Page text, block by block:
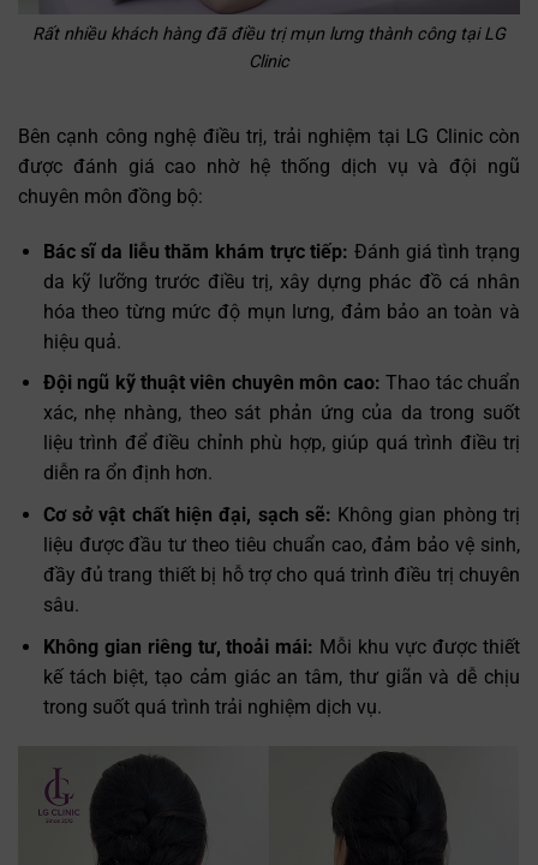
Rất nhiều khách hàng đã điều trị mụn lưng thành công tại LG
Clinic
Bên cạnh công nghệ điều trị, trải nghiệm tại LG Clinic còn
được đánh giá cao nhờ hệ thống dịch vụ và đội ngũ
chuyên môn đồng bộ:
Bác sĩ da liễu thăm khám trực tiếp: Đánh giá tình trạng
da kỹ lưỡng trước điều trị, xây dựng phác đồ cá nhân
hóa theo từng mức độ mụn lưng, đảm bảo an toàn và
hiệu quả.
Đội ngũ kỹ thuật viên chuyên môn cao:Thao tác chuẩn
xác, nhẹ nhàng, theo sát phản ứng của da trong suốt
liệu trình để điều chỉnh phù hợp, giúp quá trình điều trị
diễn ra ổn định hơn.
Cơ sở vật chất hiện đại, sạch sẽ: Không gian phòng trị
liệu được đầu tư theo tiêu chuẩn cao, đảm bảo vệ sinh,
đầy đủ trang thiết bị hỗ trợ cho quá trình điều trị chuyên
sâu.
Không gian riêng tư, thoải mái: Mỗi khu vực được thiết
kế tách biệt, tạo cảm giác an tâm, thư giãn và dễ chịu
trong suốt quá trình trải nghiệm dịch vụ.